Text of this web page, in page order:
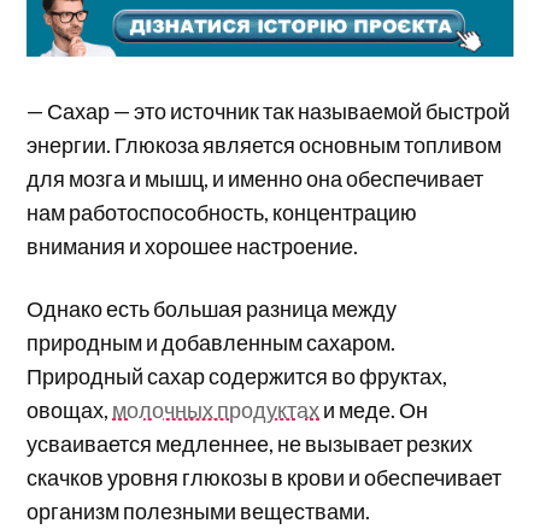
— Сахар — это источник так называемой быстрой
энергии. Глюкоза является основным топливом
для мозга и мышц, и именно она обеспечивает
нам работоспособность, концентрацию
внимания и хорошее настроение.
Однако есть большая разница между
природным и добавленным сахаром.
Природный сахар содержится во фруктах,
овощах, молочных продуктахи меде. Он
усваивается медленнее, не вызывает резких
скачков уровня глюкозы в крови и обеспечивает
организм полезными веществами.